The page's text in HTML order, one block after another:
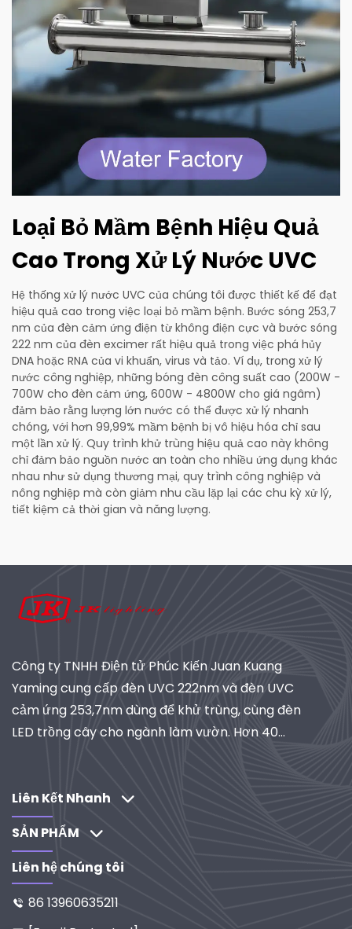
Loại Bỏ Mầm Bệnh Hiệu Quả
Cao Trong Xử Lý Nước UVC
Hệ thống xử lý nước UVC của chúng tôi được thiết kế để đạt
hiệu quả cao trong việc loại bỏ mầm bệnh. Bước sóng 253,7
nm của đèn cảm ứng điện từ không điện cực và bước sóng
222 nm của đèn excimer rất hiệu quả trong việc phá hủy
DNA hoặc RNA của vi khuẩn, virus và tảo. Ví dụ, trong xử lý
nước công nghiệp, những bóng đèn công suất cao (200W -
700W cho đèn cảm ứng, 600W - 4800W cho giá ngâm)
đảm bảo rằng lượng lớn nước có thể được xử lý nhanh
chóng, với hơn 99,99% mầm bệnh bị vô hiệu hóa chỉ sau
một lần xử lý. Quy trình khử trùng hiệu quả cao này không
chỉ đảm bảo nguồn nước an toàn cho nhiều ứng dụng khác
nhau như sử dụng thương mại, quy trình công nghiệp và
nông nghiệp mà còn giảm nhu cầu lặp lại các chu kỳ xử lý,
tiết kiệm cả thời gian và năng lượng.
Công ty TNHH Điện tử Phúc Kiến Juan Kuang
Yaming cung cấp đèn UVC 222nm và đèn UVC
cảm ứng 253,7nm dùng để khử trùng, cùng đèn
LED trồng cây cho ngành làm vườn. Hơn 40
công nghiệp. Khám phá các giải pháp do R&D
thúc đẩy của chúng tôi.
Liên Kết Nhanh
SẢN PHẨM
Liên hệ chúng tôi
 86 13960635211